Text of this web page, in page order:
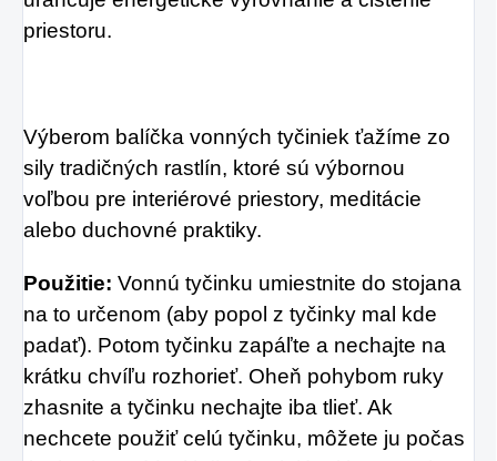
priestoru.
Výberom balíčka vonných tyčiniek ťažíme zo
sily tradičných rastlín, ktoré sú výbornou
voľbou pre interiérové ​​priestory, meditácie
alebo duchovné praktiky.
Použitie: Vonnú tyčinku umiestnite do stojana
na to určenom (aby popol z tyčinky mal kde
padať). Potom tyčinku zapáľte a nechajte na
krátku chvíľu rozhorieť. Oheň pohybom ruky
zhasnite a tyčinku nechajte iba tlieť. Ak
nechcete použiť celú tyčinku, môžete ju počas